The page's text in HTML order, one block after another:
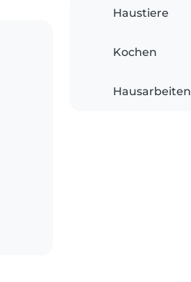
Haustiere
Kochen
Hausarbeiten